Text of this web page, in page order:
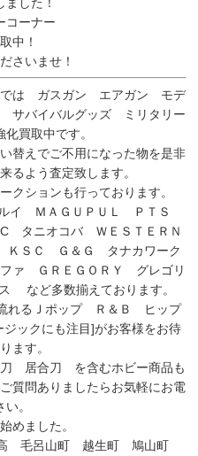
コーナー
中！
さいませ！
では ガスガン エアガン モデ
バイバルグッズ ミリタリー
取中です。
替えでご不用になった物を是非
るよう査定致します。
ションも行っております。
イ ＭＡＧＵＰＵＬ ＰＴＳ
タニオコバ ＷＥＳＴＥＲＮ
ＫＳＣ Ｇ＆Ｇ タナカワーク
ァ ＧＲＥＧＯＲＹ グレゴリ
など多数揃えております。
れるＪポップ Ｒ＆Ｂ ヒップ
ックにも注目]がお客様をお待
ます。
居合刀 を含むホビー商品も
質問ありましたらお気軽にお電
。
めました。
毛呂山町 越生町 鳩山町